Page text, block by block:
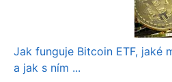
Jak funguje Bitcoin ETF, jaké
a jak s ním ...